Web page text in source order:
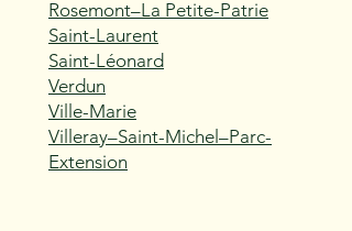
Rosemont–La Petite-Patrie
Saint-Laurent
Saint-Léonard
Verdun
Ville-Marie
Villeray–Saint-Michel–Parc-
Extension